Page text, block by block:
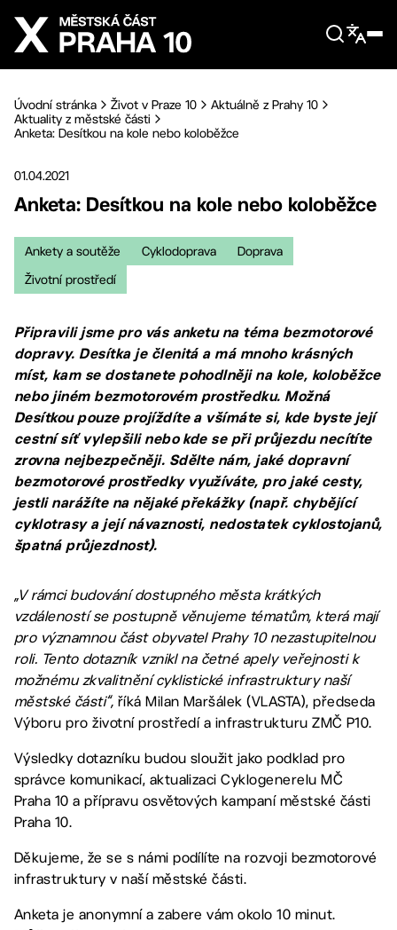
Přejít na hlavní obsah
Úvodní stránka Život v Praze 10
Aktuálně z Prahy 10
Aktuality z městské části
Anketa: Desítkou na kole nebo koloběžce
01.04.2021
Anketa: Desítkou na kole nebo koloběžce
Ankety a soutěže Cyklodoprava
Doprava
Životní prostředí
Připravili jsme pro vás anketu na téma bezmotorové
dopravy. Desítka je členitá a má mnoho krásných
míst, kam se dostanete pohodlněji na kole, koloběžce
nebo jiném bezmotorovém prostředku. Možná
Desítkou pouze projíždíte a všímáte si, kde byste její
cestní síť vylepšili nebo kde se při průjezdu necítíte
zrovna nejbezpečněji. Sdělte nám, jaké dopravní
bezmotorové prostředky využíváte, pro jaké cesty,
jestli narážíte na nějaké překážky (např. chybějící
cyklotrasy a její návaznosti, nedostatek cyklostojanů,
špatná průjezdnost).
„V rámci budování dostupného města krátkých
vzdáleností se postupně věnujeme tématům, která mají
pro významnou část obyvatel Prahy 10 nezastupitelnou
roli. Tento dotazník vznikl na četné apely veřejnosti k
možnému zkvalitnění cyklistické infrastruktury naší
městské části“, říká Milan Maršálek (VLASTA), předseda
Výboru pro životní prostředí a infrastrukturu ZMČ P10.
Výsledky dotazníku budou sloužit jako podklad pro
správce komunikací, aktualizaci Cyklogenerelu MČ
Praha 10 a přípravu osvětových kampaní městské části
Praha 10.
Děkujeme, že se s námi podílíte na rozvoji bezmotorové
infrastruktury v naší městské části.
Anketa je anonymní a zabere vám okolo 10 minut.